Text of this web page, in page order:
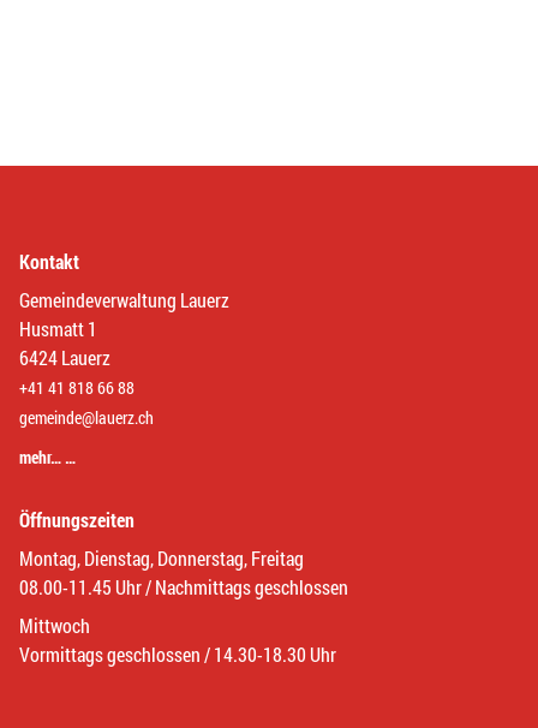
Kontakt
Gemeindeverwaltung Lauerz
Husmatt 1
6424 Lauerz
+41 41 818 66 88
gemeinde@lauerz.ch
mehr… …
Öffnungszeiten
Montag, Dienstag, Donnerstag, Freitag
08.00-11.45 Uhr / Nachmittags geschlossen
Mittwoch
Vormittags geschlossen / 14.30-18.30 Uhr